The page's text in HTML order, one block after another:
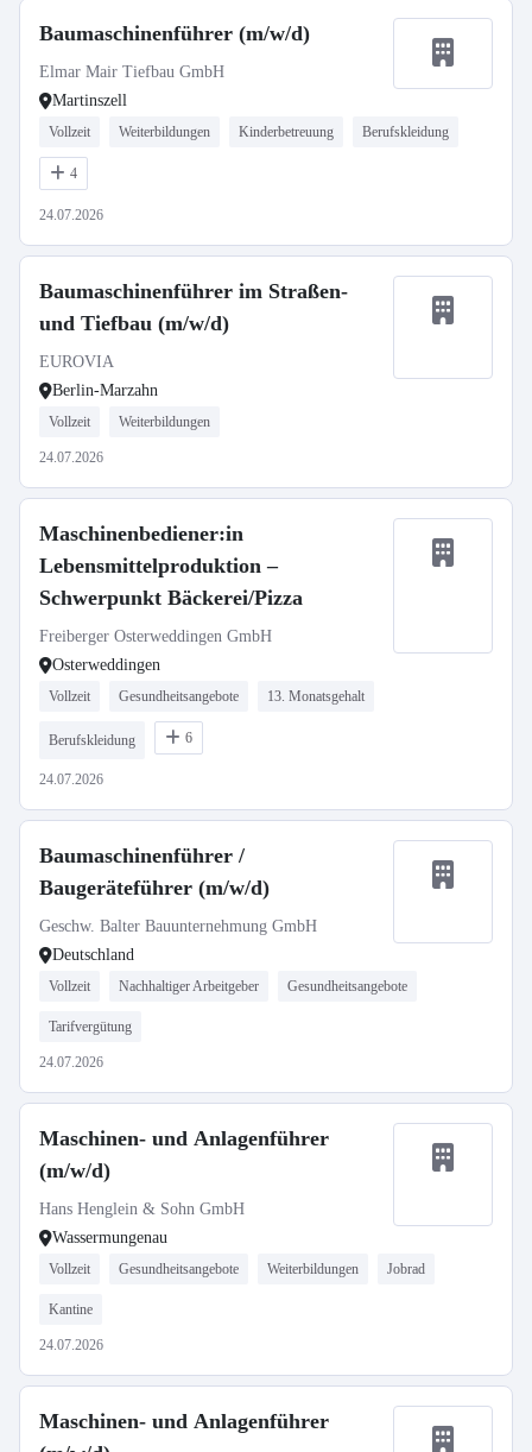
Baumaschinenführer (m/w/d)
Elmar Mair Tiefbau GmbH
Martinszell
Vollzeit Weiterbildungen Kinderbetreuung Berufskleidung
4
24.07.2026
Baumaschinenführer im Straßen-
und Tiefbau (m/w/d)
EUROVIA
Berlin-Marzahn
Vollzeit Weiterbildungen
24.07.2026
Maschinenbediener:in
Lebensmittelproduktion –
Schwerpunkt Bäckerei/Pizza
Freiberger Osterweddingen GmbH
Osterweddingen
Vollzeit Gesundheitsangebote 13. Monatsgehalt
Berufskleidung 6
24.07.2026
Baumaschinenführer /
Baugeräteführer (m/w/d)
Geschw. Balter Bauunternehmung GmbH
Deutschland
Vollzeit Nachhaltiger Arbeitgeber Gesundheitsangebote
Tarifvergütung
24.07.2026
Maschinen- und Anlagenführer
(m/w/d)
Hans Henglein & Sohn GmbH
Wassermungenau
Vollzeit Gesundheitsangebote Weiterbildungen Jobrad
Kantine
24.07.2026
Maschinen- und Anlagenführer